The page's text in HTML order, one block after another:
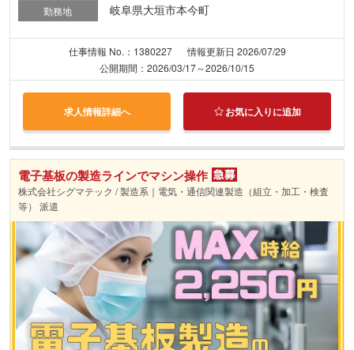
勤務地 岐阜県大垣市本今町
仕事情報 No.：1380227
情報更新日 2026/07/29
公開期間：2026/03/17～2026/10/15
求人情報詳細へ お気に入りに追加
電子基板の製造ラインでマシン操作
株式会社シグマテック / 製造系｜電気・通信関連製造（組立・加工・検査
等） 派遣